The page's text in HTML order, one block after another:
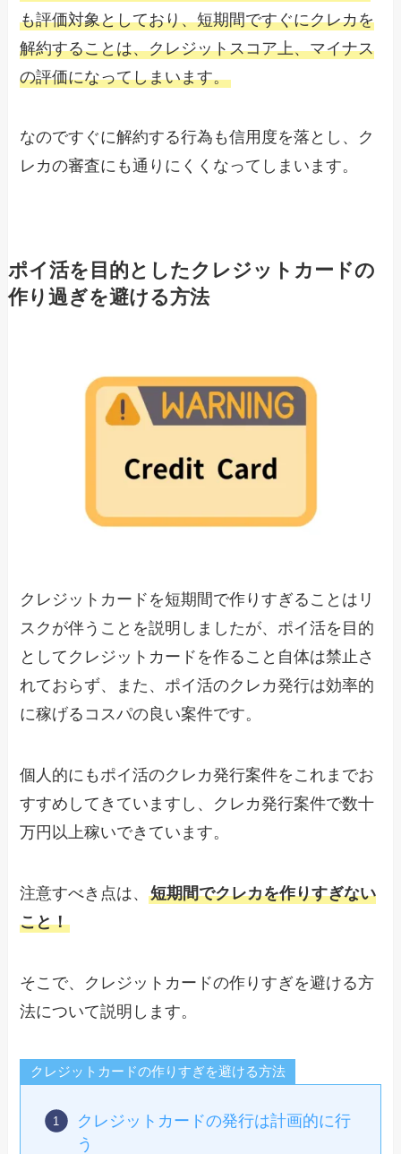
も評価対象としており、短期間ですぐにクレカを
解約することは、クレジットスコア上、マイナス
の評価になってしまいます。
なのですぐに解約する行為も信用度を落とし、ク
レカの審査にも通りにくくなってしまいます。
ポイ活を目的としたクレジットカードの
作り過ぎを避ける方法
クレジットカードを短期間で作りすぎることはリ
スクが伴うことを説明しましたが、ポイ活を目的
としてクレジットカードを作ること自体は禁止さ
れておらず、また、ポイ活のクレカ発行は効率的
に稼げるコスパの良い案件です。
個人的にもポイ活のクレカ発行案件をこれまでお
すすめしてきていますし、クレカ発行案件で数十
万円以上稼いできています。
注意すべき点は、短期間でクレカを作りすぎない
こと！
そこで、クレジットカードの作りすぎを避ける方
法について説明します。
クレジットカードの作りすぎを避ける方法
クレジットカードの発行は計画的に行
う